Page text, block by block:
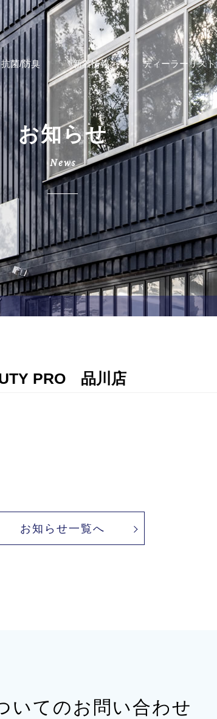
抗菌/防臭 新着情報 ディーラーリスト
お知らせ
News
PRO 品川店
お知らせ一覧へ
いてのお問い合わせ